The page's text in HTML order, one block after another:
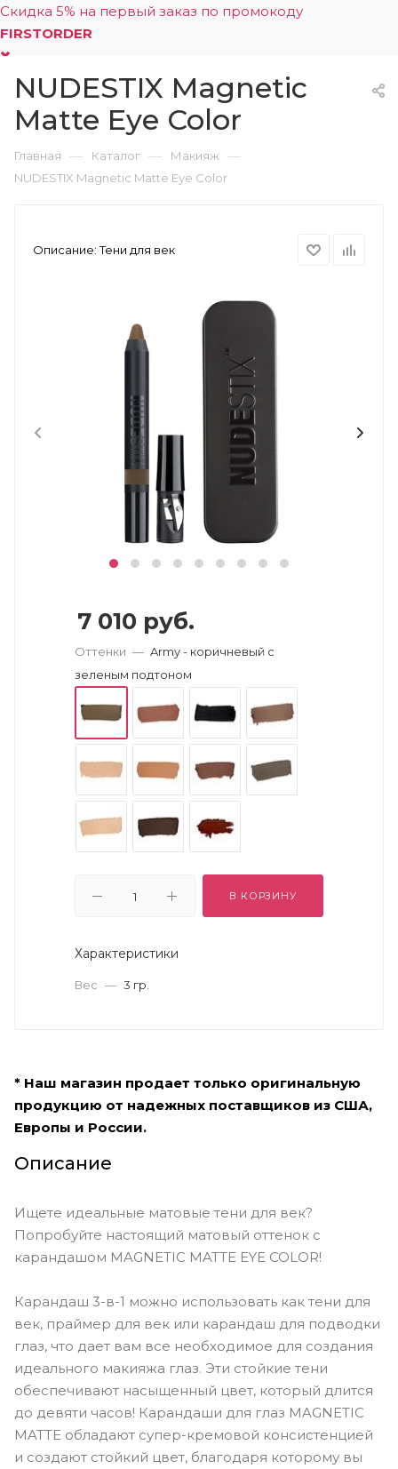
Скидка 5% на первый заказ по промокоду
FIRSTORDER
0
NUDESTIX Magnetic
Matte Eye Color
Главная — Каталог — Макияж —
NUDESTIX Magnetic Matte Eye Color
Описание:Тени для век
7 010 руб.
Оттенки — Army - коричневый с
зеленым подтоном
В КОРЗИНУ
Характеристики
Вес — 3 гр.
* Наш магазин продает только оригинальную
продукцию от надежных поставщиков из США,
Европы и России.
Описание
Ищете идеальные матовые тени для век?
Попробуйте настоящий матовый оттенок с
карандашом MAGNETIC MATTE EYE COLOR!
Карандаш 3-в-1 можно использовать как тени для
век, праймер для век или карандаш для подводки
глаз, что дает вам все необходимое для создания
идеального макияжа глаз. Эти стойкие тени
обеспечивают насыщенный цвет, который длится
до девяти часов! Карандаши для глаз MAGNETIC
MATTE обладают супер-кремовой консистенцией
и создают стойкий цвет, благодаря которому вы